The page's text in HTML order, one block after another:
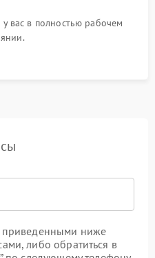
вас в полностью рабочем
приведенными ниже
либо обратиться в